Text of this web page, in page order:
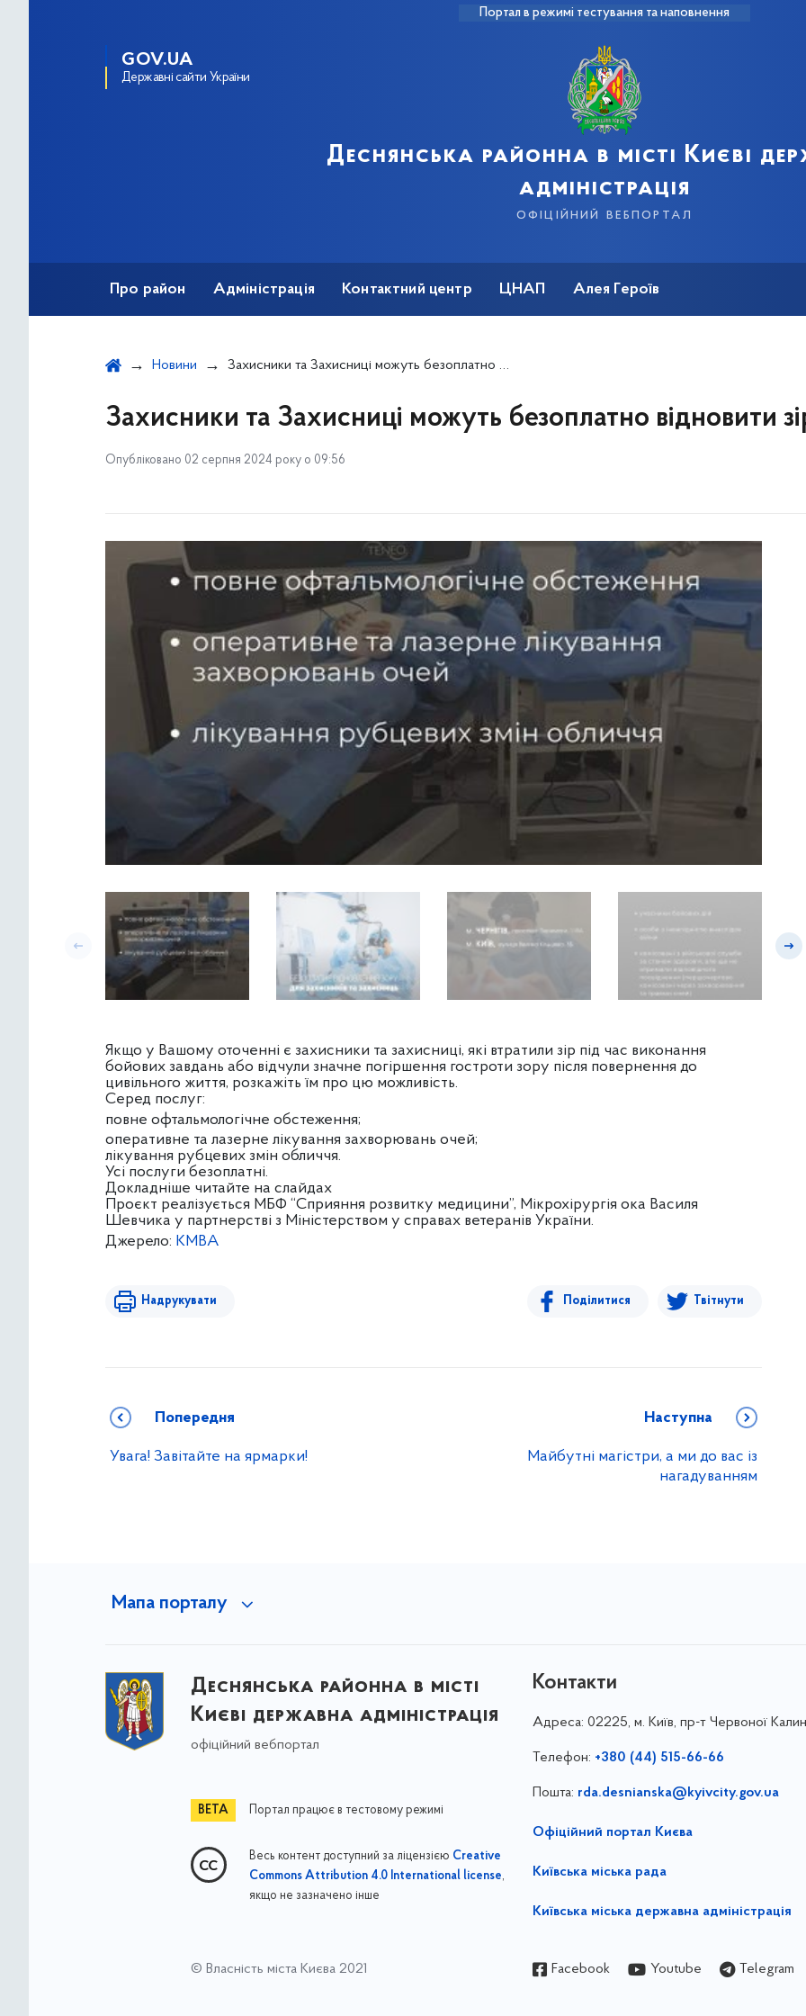
Портал в режимі тестування та наповнення
GOV.UA
Державні сайти України
Деснянська районна в місті Києві
адміністрація
офіційний вебпортал
Про район Адміністрація Контактний центр ЦНАП Алея Героїв
Новини Захисники та Захисниці можуть безоплатно відновити зір
Захисники та Захисниці можуть безоплатно відновити
Опубліковано 02 серпня 2024 року о 09:56
Якщо у Вашому оточенні є захисники та захисниці, які втратили зір під час виконання
бойових завдань або відчули значне погіршення гостроти зору після повернення до
цивільного життя, розкажіть їм про цю можливість.
Серед послуг:
повне офтальмологічне обстеження;
оперативне та лазерне лікування захворювань очей;
лікування рубцевих змін обличчя.
Усі послуги безоплатні.
Докладніше читайте на слайдах
Проєкт реалізується МБФ “Сприяння розвитку медицини”, Мікрохірургія ока Василя
Шевчика у партнерстві з Міністерством у справах ветеранів України.
Джерело: КМВА
Надрукувати Поділитися Твітнути
Попередня
Увага! Завітайте на ярмарки!
Наступна
Майбутні магістри, а ми до вас із
нагадуванням
Мапа порталу
Деснянська районна в місті
Києві державна адміністрація
офіційний вебпортал
Портал працює в тестовому режимі
Весь контент доступний за ліцензією Creative
Commons Attribution 4.0 International license,
якщо не зазначено інше
Контакти
Адреса: 02225, м. Київ, пр-т Червоної
Телефон: +380 (44) 515-66-66
Пошта: rda.desnianska@kyivcity.gov.ua
Офіційний портал Києва
Київська міська рада
Київська міська державна адміністрація
© Власність міста Києва 2021 Facebook Youtube Telegram